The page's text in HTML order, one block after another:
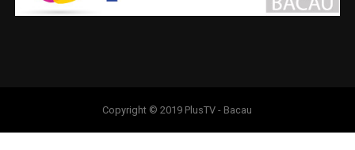
Copyright © 2019 PlusTV - Bacau